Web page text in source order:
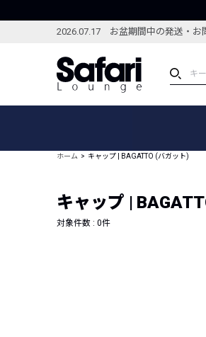
2026.07.17 お盆期間中の発送・お
ブランドから探す
新着アイテム
編集部のおすすめアイテム
ホーム キャップ | BAGATTO (バガット)
キャップ |
対象件数 : 0件